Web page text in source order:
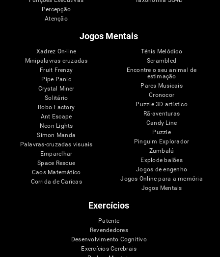
Percepção
Atenção
Jogos Mentais
Xadrez On-line
Minipalavras cruzadas
Fruit Frenzy
Pipe Panic
Crystal Miner
Solitário
Robo Factory
Ant Escape
Neon Lights
Simon Manda
Palavras-cruzadas visuais
Emparelhar
Space Rescue
Caos Matemático
Corrida de Caricas
Ténis Melódico
Scrambled
Encontre o seu animal de
estimação
Pares Musicais
Cronocor
Puzzle 3D artístico
Rã-aventuras
Candy Line
Puzzle
Pinguim Explorador
Zumbalú
Explode balões
Jogos de engenho
Jogos Online para a memória
Jogos Mentais
Exercícios
Patente
Revendedores
Desenvolvimento Cognitivo
Exercícios Cerebrais